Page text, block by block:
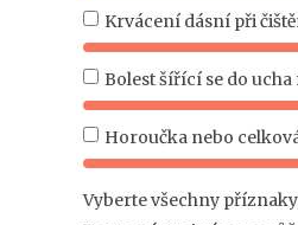
Vyberte všechny
Krvácení dásní při
Bolest šířící se do ucha
Horoučka nebo